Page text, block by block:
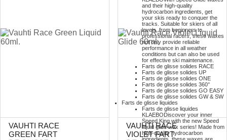
and their high-quality
hydrocarbon ingredients, get
your skis ready to conquer the
tracks. Suitable for skiers of all
levels, from beginners to
professional racers, these waxes
not only provide reliable
performance in all weather
conditions but can also be used
for effective ski maintenance.
Farts de glisse solides RACE
Farts de glisse solides UP
Farts de glisse solides ONE
Farts de glisse solides 360°
Farts de glisse solides GO EASY
Farts de glisse solides GW & SW
Farts de glisse liquides
Farts de glisse liquides
KLAEBODiscover your inner
Speed King with the new Speed
liquid glide wax series! Made from
high-quality hydrocarbon
VAUHTI RACE
GREEN FART
VAUHTI RACE
VIOLET FART